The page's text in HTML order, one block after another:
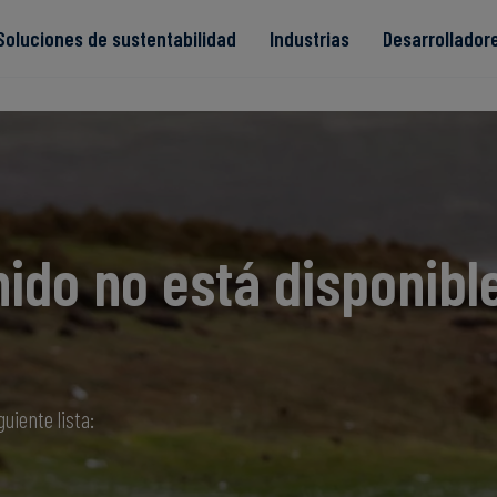
de sustentabilidad Industrias
Read more
Read more
Read more
Read more
Read more
no está
lista: